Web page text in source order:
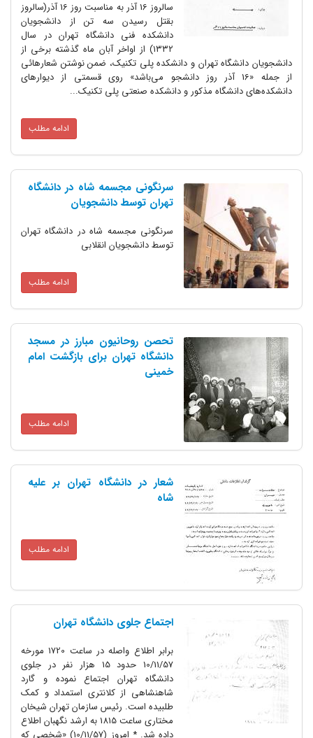
سالروز 16 آذر به مناسبت روز 16 آذر(سالروز
بقتل رسیدن سه تن از دانشجویان
دانشکده فنی دانشگاه تهران در سال
۱۳۳۲) از اواخر آبان ماه گذشته برخی از
تهران و دانشکده پلی تکنیک، ضمن نوشتن شعارهائی
از جمله «16 آذر روز دانشجو می‌باشد» روی قسمتی از دیوارهای
مذکور و دانشکده صنعتی پلی تکنیک...
سرنگونی مجسمه شاه در دانشگاه
تهران توسط دانشجویان
سرنگونی مجسمه شاه در دانشگاه تهران
توسط دانشجویان انقلابی
تحصن روحانیون مبارز در مسجد
دانشگاه تهران برای بازگشت امام
خمینی
شعار در دانشگاه تهران بر علیه
اجتماع جلوى دانشگاه تهران
برابر اطلاع واصله در ساعت 1720 مورخه
10/11/57 حدود 15 هزار نفر در جلوى
دانشگاه تهران اجتماع نموده و گارد
شاهنشاهى از کلانترى استمداد و کمک
طلبیده است. رئیس سازمان تهران شیخان
مختارى ساعت 1815 به ارشد نگهبان اطلاع
داده شد. * امروز (10/11/57) «شخصى که